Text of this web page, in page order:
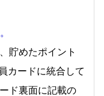
貯めたポイント
カードに統合して
ド裏面に記載の